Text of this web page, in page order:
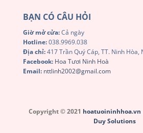
BẠN CÓ CÂU HỎI
Giờ mở cửa:Cả ngày
Hotline:038.9969.038
Địa chỉ:417 Trần Quý Cáp, TT. Ninh Hòa,
Facebook: Hoa Tươi Ninh Hoà
Email: nttlinh2002@gmail.com
Copyright © 2021 hoatuoininhhoa.vn
Duy Solutions